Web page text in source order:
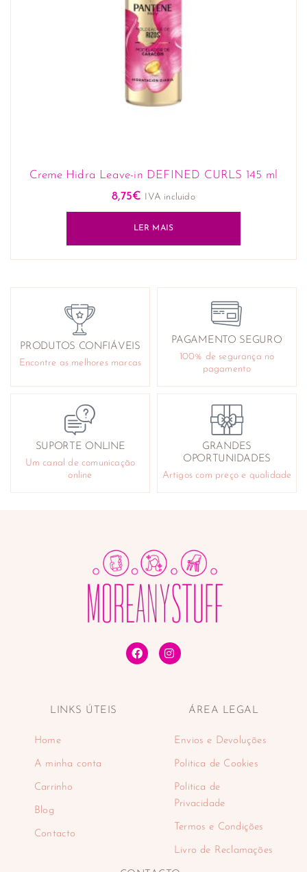
Creme Hidra Leave-in DEFINED CURLS 145 ml
8,75€ IVA incluido
LER MAIS
PRODUTOS CONFIÁVEIS
Encontre as melhores marcas
PAGAMENTO SEGURO
100% de segurança no
pagamento
SUPORTE ONLINE
Um canal de comunicação
online
GRANDES
OPORTUNIDADES
Artigos com preço e qualidade
LINKS ÚTEIS
Home
A minha conta
Carrinho
Blog
Contacto
ÁREA LEGAL
Envios e Devoluções
Politica de Cookies
Politica de
Privacidade
Termos e Condições
Livro de Reclamações